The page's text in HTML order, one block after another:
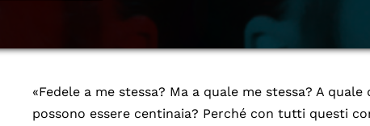
«Fedele a me stessa? Ma a quale me stessa? A
possono essere centinaia? Perché con tutti questi